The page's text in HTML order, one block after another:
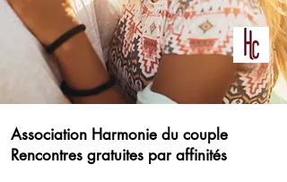
Association Harmonie du couple
Rencontres gratuites par affinités